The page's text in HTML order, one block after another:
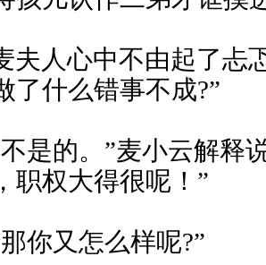
人心中不由起了忐
了什么错事不成?”
是的。”麦小云解释
职权大得很呢！”
你又怎么样呢?”